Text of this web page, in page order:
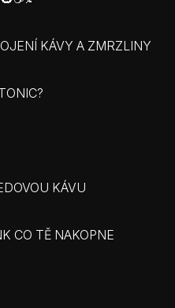
KÁVY A ZMRZLINY
KÁVU
CO TĚ NAKOPNE